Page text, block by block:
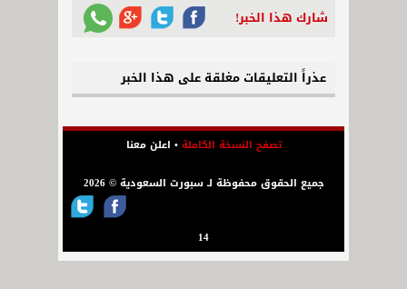
شارك هذا الخبر!
عذراً التعليقات مغلقة على هذا الخبر
تصفح النسخة الكاملة• اعلن معنا
جميع الحقوق محفوظة لـ سبورت السعودية © 2026
14